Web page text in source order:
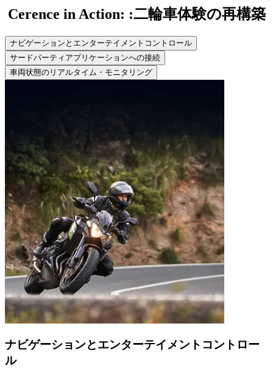
Cerence in Action: :二輪車体験の再構築
ナビゲーションとエンターテイメントコントロール
サードパーティアプリケーションへの接続
車両状態のリアルタイム・モニタリング
ナビゲーションとエンターテイメントコントロー
ル